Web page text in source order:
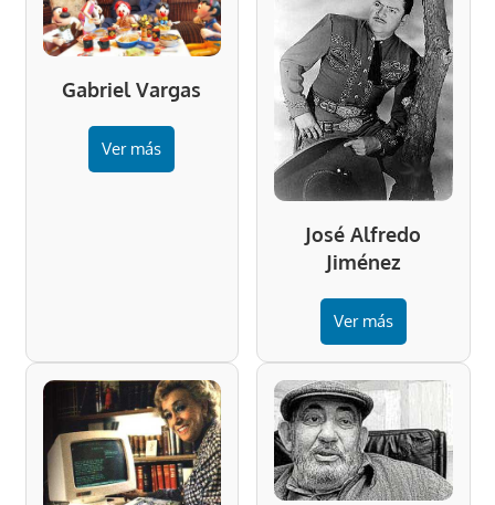
Gabriel Vargas
Ver más
José Alfredo
Jiménez
Ver más